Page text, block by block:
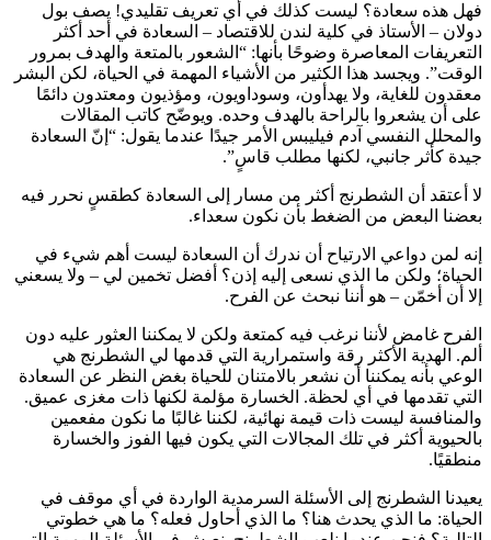
فهل هذه سعادة؟ ليست كذلك في أي تعريف تقليدي! يصف بول
دولان – الأستاذ في كلية لندن للاقتصاد – السعادة في أحد أكثر
التعريفات المعاصرة وضوحًا بأنها: “الشعور بالمتعة والهدف بمرور
الوقت”. ويجسد هذا الكثير من الأشياء المهمة في الحياة، لكن البشر
معقدون للغاية، ولا يهدأون، وسوداويون، ومؤذيون ومعتدون دائمًا
على أن يشعروا بالراحة بالهدف وحده. ويوضّح كاتب المقالات
والمحلل النفسي آدم فيليبس الأمر جيدًا عندما يقول: “إنّ السعادة
جيدة كأثر جانبي، لكنها مطلب قاسٍ”.
لا أعتقد أن الشطرنج أكثر من مسار إلى السعادة كطقسٍ نحرر فيه
بعضنا البعض من الضغط بأن نكون سعداء.
إنه لمن دواعي الارتياح أن ندرك أن السعادة ليست أهم شيء في
الحياة؛ ولكن ما الذي نسعى إليه إذن؟ أفضل تخمين لي – ولا يسعني
إلا أن أخمّن – هو أننا نبحث عن الفرح.
الفرح غامض لأننا نرغب فيه كمتعة ولكن لا يمكننا العثور عليه دون
ألم. الهدية الأكثر رقة واستمرارية التي قدمها لي الشطرنج هي
الوعي بأنه يمكننا أن نشعر بالامتنان للحياة بغض النظر عن السعادة
التي تقدمها في أي لحظة. الخسارة مؤلمة لكنها ذات مغزى عميق.
والمنافسة ليست ذات قيمة نهائية، لكننا غالبًا ما نكون مفعمين
بالحيوية أكثر في تلك المجالات التي يكون فيها الفوز والخسارة
منطقيًا.
يعيدنا الشطرنج إلى الأسئلة السرمدية الواردة في أي موقف في
الحياة: ما الذي يحدث هنا؟ ما الذي أحاول فعله؟ ما هي خطوتي